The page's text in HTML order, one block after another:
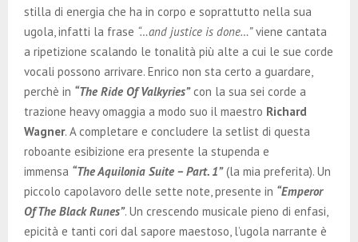
stilla di energia che ha in corpo e soprattutto nella sua
ugola, infatti la frase “…and justice is done…”viene cantata
a ripetizione scalando le tonalità più alte a cui le sue corde
vocali possono arrivare. Enrico non sta certo a guardare,
perchè in “The Ride Of Valkyries”con la sua sei corde a
trazione heavy omaggia a modo suo il maestro Richard
Wagner. A completare e concludere la setlist di questa
roboante esibizione era presente la stupenda e
immensa “The Aquilonia Suite – Part. 1”(la mia preferita). Un
piccolo capolavoro delle sette note, presente in “Emperor
Of The Black Runes”. Un crescendo musicale pieno di enfasi,
epicità e tanti cori dal sapore maestoso, l’ugola narrante è